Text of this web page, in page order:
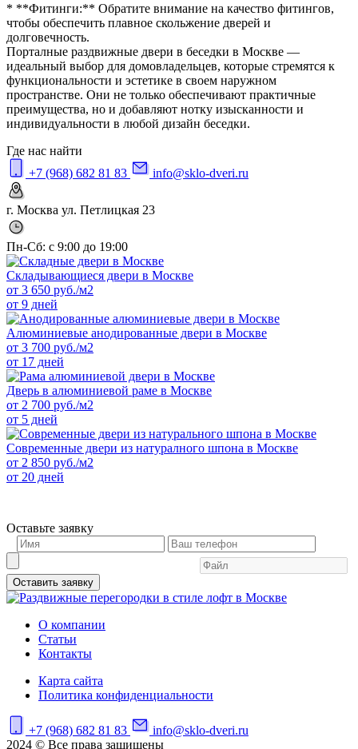
* **Фитинги:** Обратите внимание на качество фитингов,
чтобы обеспечить плавное скольжение дверей и
долговечность.
Порталные раздвижные двери в беседки в Москве —
идеальный выбор для домовладельцев, которые стремятся к
функциональности и эстетике в своем наружном
пространстве. Они не только обеспечивают практичные
преимущества, но и добавляют нотку изысканности и
индивидуальности в любой дизайн беседки.
Где нас найти
+7 (968) 682 81 83
info@sklo-dveri.ru
г. Москва ул. Петлицкая 23
Пн-Сб: с 9:00 до 19:00
Складывающиеся двери в Москве
от 3 650 руб./м2
от 9 дней
Алюминиевые анодированные двери в Москве
от 3 700 руб./м2
от 17 дней
Дверь в алюминиевой раме в Москве
от 2 700 руб./м2
от 5 дней
Современные двери из натуралного шпона в Москве
от 2 850 руб./м2
от 20 дней
Оставьте заявку
Оставить заявку
О компании
Статьи
Контакты
Карта сайта
Политика конфиденциальности
+7 (968) 682 81 83
info@sklo-dveri.ru
2024 © Все права защищены